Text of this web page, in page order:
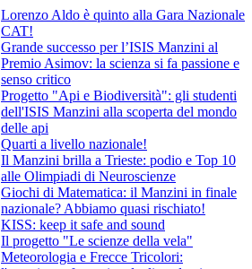
Lorenzo Aldo è quinto alla Gara Nazionale
CAT!
Grande successo per l’ISIS Manzini al
Premio Asimov: la scienza si fa passione e
senso critico
Progetto "Api e Biodiversità": gli studenti
dell'ISIS Manzini alla scoperta del mondo
delle api
Quarti a livello nazionale!
Il Manzini brilla a Trieste: podio e Top 10
alle Olimpiadi di Neuroscienze
Giochi di Matematica: il Manzini in finale
nazionale? Abbiamo quasi rischiato!
KISS: keep it safe and sound
Il progetto "Le scienze della vela"
Meteorologia e Frecce Tricolori: